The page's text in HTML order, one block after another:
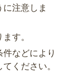
注意しま
す。
などにより
ください。